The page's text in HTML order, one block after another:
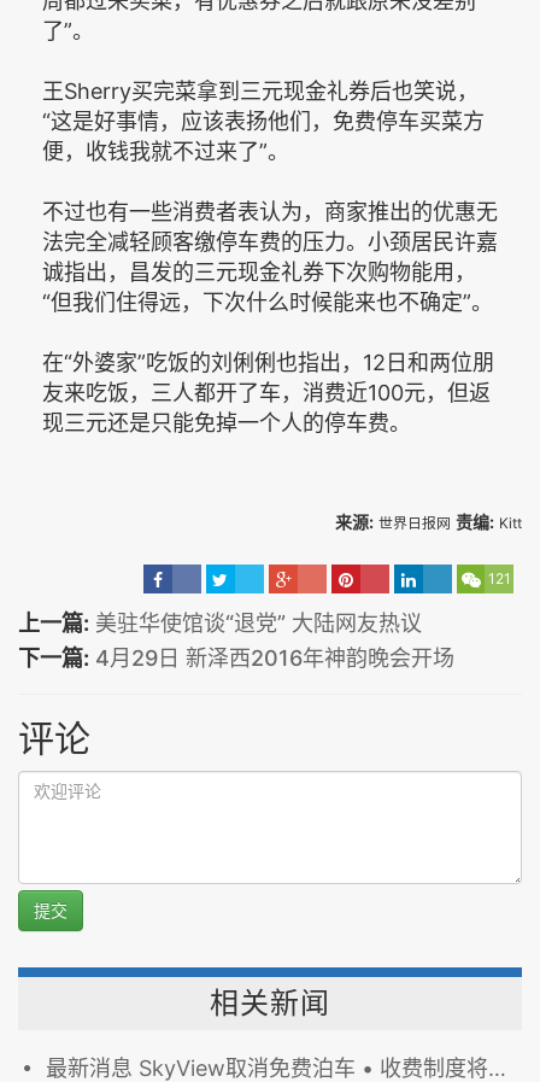
了”。
王Sherry买完菜拿到三元现金礼券后也笑说，
“这是好事情，应该表扬他们，免费停车买菜方
便，收钱我就不过来了”。
不过也有一些消费者表认为，商家推出的优惠无
法完全减轻顾客缴停车费的压力。小颈居民许嘉
诚指出，昌发的三元现金礼券下次购物能用，
“但我们住得远，下次什么时候能来也不确定”。
在“外婆家”吃饭的刘俐俐也指出，12日和两位朋
友来吃饭，三人都开了车，消费近100元，但返
现三元还是只能免掉一个人的停车费。
来源: 世界日报网 责编: Kitt
121
上一篇: 美驻华使馆谈“退党” 大陆网友热议
下一篇: 4月29日 新泽西2016年神韵晚会开场
评论
提交
相关新闻
最新消息 SkyView取消免费泊车 • 收费制度将推迟